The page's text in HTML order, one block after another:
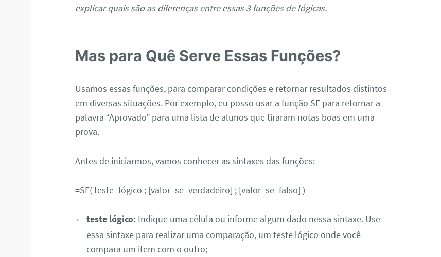
explicar quais são as diferenças entre essas 3 funções de lógicas.
Mas para Quê Serve Essas Funções?
Usamos essas funções, para comparar condições e retornar resultados distintos
em diversas situações. Por exemplo, eu posso usar a função SE para retornar a
palavra “Aprovado” para uma lista de alunos que tiraram notas boas em uma
prova.
Antes de iniciarmos, vamos conhecer as sintaxes das funções:
=SE( teste_lógico ; [valor_se_verdadeiro] ; [valor_se_falso] )
teste lógico:Indique uma célula ou informe algum dado nessa sintaxe. Use
essa sintaxe para realizar uma comparação, um teste lógico onde você
compara um item com o outro;